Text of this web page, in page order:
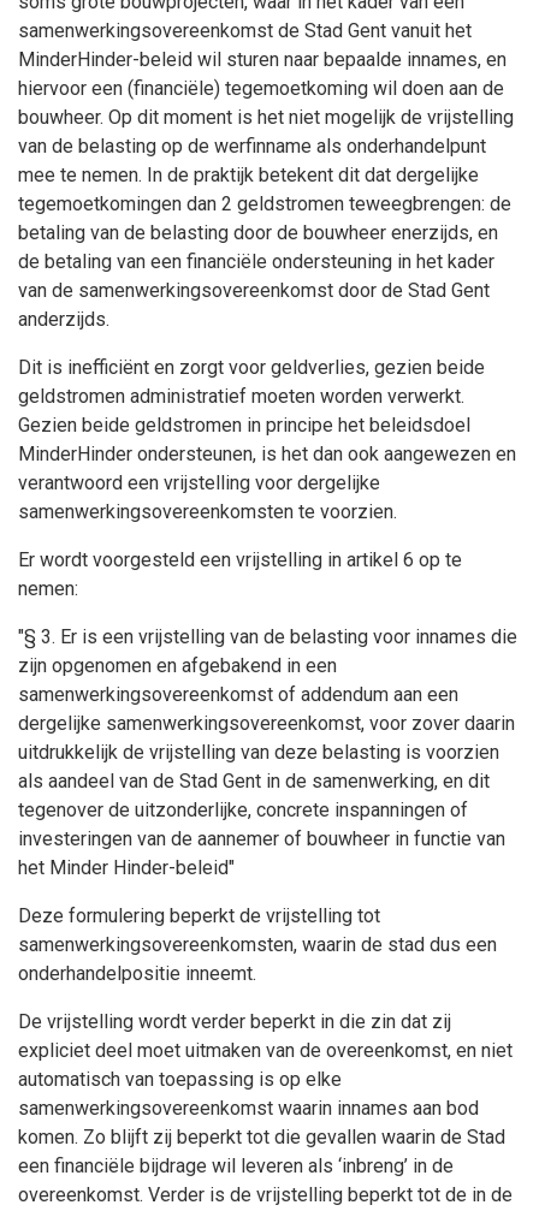
samenwerkingsovereenkomst de Stad Gent vanuit het
MinderHinder-beleid wil sturen naar bepaalde innames, en
hiervoor een (financiële) tegemoetkoming wil doen aan de
bouwheer. Op dit moment is het niet mogelijk de vrijstelling
van de belasting op de werfinname als onderhandelpunt
mee te nemen. In de praktijk betekent dit dat dergelijke
tegemoetkomingen dan 2 geldstromen teweegbrengen: de
betaling van de belasting door de bouwheer enerzijds, en
de betaling van een financiële ondersteuning in het kader
van de samenwerkingsovereenkomst door de Stad Gent
anderzijds.
Dit is inefficiënt en zorgt voor geldverlies, gezien beide
geldstromen administratief moeten worden verwerkt.
Gezien beide geldstromen in principe het beleidsdoel
MinderHinder ondersteunen, is het dan ook aangewezen en
verantwoord een vrijstelling voor dergelijke
samenwerkingsovereenkomsten te voorzien.
Er wordt voorgesteld een vrijstelling in artikel 6 op te
nemen:
"§ 3. Er is een vrijstelling van de belasting voor innames die
zijn opgenomen en afgebakend in een
samenwerkingsovereenkomst of addendum aan een
dergelijke samenwerkingsovereenkomst, voor zover daarin
uitdrukkelijk de vrijstelling van deze belasting is voorzien
als aandeel van de Stad Gent in de samenwerking, en dit
tegenover de uitzonderlijke, concrete inspanningen of
investeringen van de aannemer of bouwheer in functie van
het Minder Hinder-beleid"
Deze formulering beperkt de vrijstelling tot
samenwerkingsovereenkomsten, waarin de stad dus een
onderhandelpositie inneemt.
De vrijstelling wordt verder beperkt in die zin dat zij
expliciet deel moet uitmaken van de overeenkomst, en niet
automatisch van toepassing is op elke
samenwerkingsovereenkomst waarin innames aan bod
komen. Zo blijft zij beperkt tot die gevallen waarin de Stad
een financiële bijdrage wil leveren als ‘inbreng’ in de
overeenkomst. Verder is de vrijstelling beperkt tot de in de